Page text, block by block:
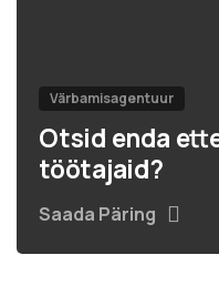
Värbamisagentuur
Otsid enda
töötajaid?
Saada Päring